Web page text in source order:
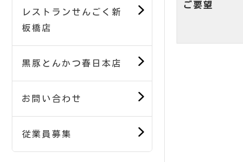
レストランせんごく新
板橋店
黒豚とんかつ春日本店
お問い合わせ
従業員募集
ご要望